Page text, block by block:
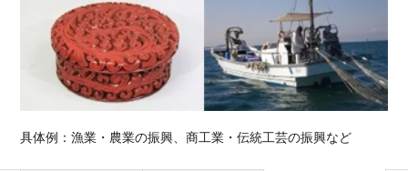
具体例：漁業・農業の振興、商工業・伝統工芸の振興など